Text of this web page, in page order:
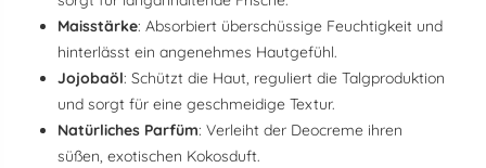
Maisstärke: Absorbiert überschüssige Feuchtigkeit und
hinterlässt ein angenehmes Hautgefühl.
Jojobaöl: Schützt die Haut, reguliert die Talgproduktion
und sorgt für eine geschmeidige Textur.
Natürliches Parfüm: Verleiht der Deocreme ihren
süßen, exotischen Kokosduft.